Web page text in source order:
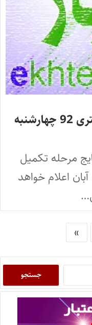
نتایج مرحله تکمیل ظرفیت دکتری 92 چهارشنبه
مرحله تکمیل
ظرفیت دکتری ۹۲ چهارشنبه ۱۵ آبان اعلام خواهد
»